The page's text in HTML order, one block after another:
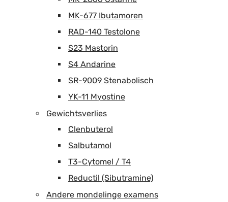
MK-677 Ibutamoren
RAD-140 Testolone
S23 Mastorin
S4 Andarine
SR-9009 Stenabolisch
YK-11 Myostine
Gewichtsverlies
Clenbuterol
Salbutamol
T3-Cytomel / T4
Reductil (Sibutramine)
Andere mondelinge examens